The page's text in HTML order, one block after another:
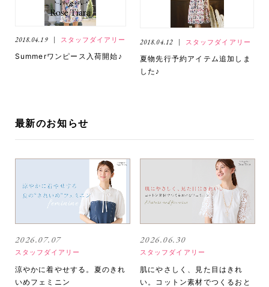
2018.04.19 スタッフダイアリー
Summerワンピース入荷開始♪
2018.04.12 スタッフダイアリー
夏物先行予約アイテム追加しま
した♪
最新のお知らせ
2026.07.07
スタッフダイアリー
涼やかに着やせする。夏のきれ
いめフェミニン
2026.06.30
スタッフダイアリー
肌にやさしく、見た目はきれ
い。コットン素材でつくるおと